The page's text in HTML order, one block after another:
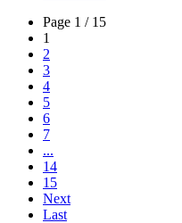
Page 1 / 15
1
2
3
4
5
6
7
...
14
15
Next
Last